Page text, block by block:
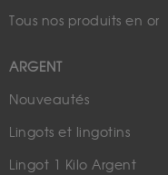
Tous nos produits en or
ARGENT
Nouveautés
Lingots et lingotins
Lingot 1 Kilo Argent